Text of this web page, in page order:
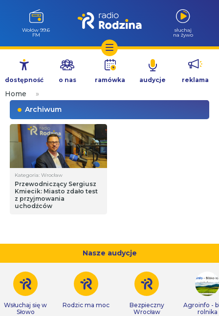
Przejdź
treści
Wołów 99.6
FM
słuchaj
na żywo
dostępność o nas ramówka audycje reklama
Home
»
Archiwum
Kategoria: Wrocław
Przewodniczący Sergiusz
Kmiecik: Miasto zdało test
z przyjmowania
uchodźców
Nasze audycje
Wsłuchaj się w
Słowo
Rodzic ma moc
Bezpieczny
Wrocław
Agroinfo -
rolnika